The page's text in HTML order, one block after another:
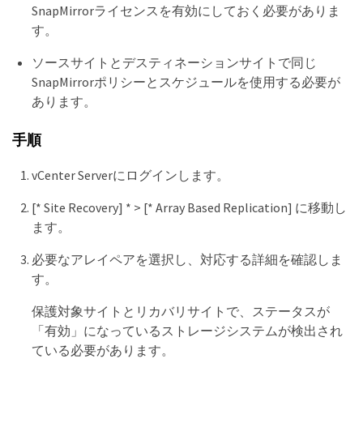
SnapMirrorライセンスを有効にしておく必要がありま
す。
ソースサイトとデスティネーションサイトで同じ
SnapMirrorポリシーとスケジュールを使用する必要が
あります。
手順
vCenter Serverにログインします。
[* Site Recovery] * > [* Array Based Replication] に移動し
ます。
必要なアレイペアを選択し、対応する詳細を確認しま
す。
保護対象サイトとリカバリサイトで、ステータスが
「有効」になっているストレージシステムが検出され
ている必要があります。